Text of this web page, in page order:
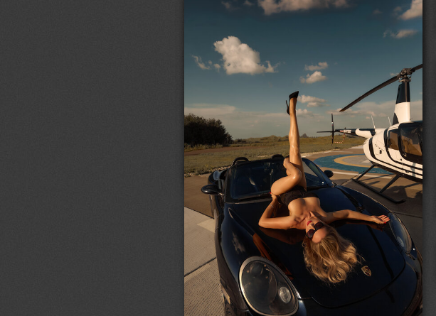
© Скрипников Александр